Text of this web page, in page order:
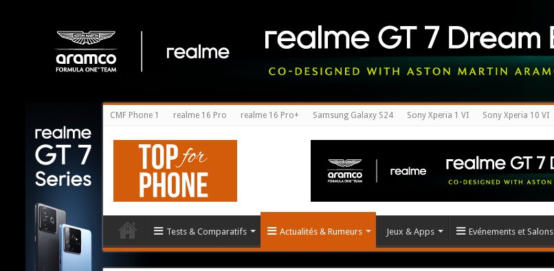
CMF Phone 1 realme 16 Pro realme 16 Pro+ Samsung Galaxy S24 Sony Xperia 1 VI Sony Xperia 10 VI
Tests & Comparatifs Actualités & Rumeurs Jeux & Apps Evénements et Salons